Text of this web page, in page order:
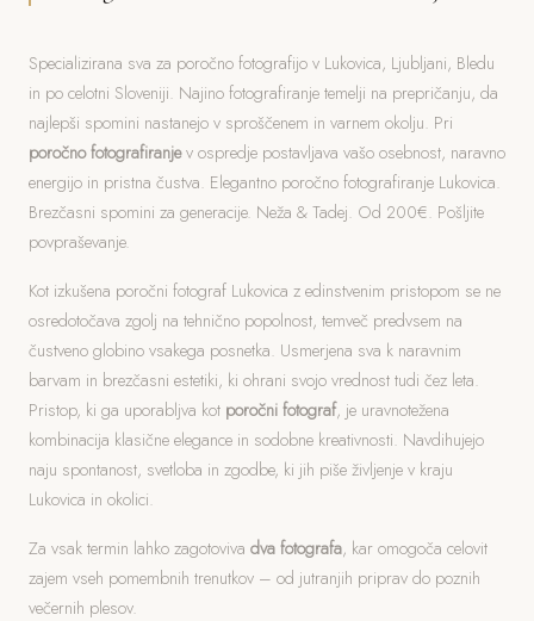
Specializirana sva za poročno fotografijo v Lukovica, Ljubljani, Bledu
in po celotni Sloveniji. Najino fotografiranje temelji na prepričanju, da
najlepši spomini nastanejo v sproščenem in varnem okolju. Pri
poročno fotografiranjev ospredje postavljava vašo osebnost, naravno
energijo in pristna čustva. Elegantno poročno fotografiranje Lukovica.
Brezčasni spomini za generacije. Neža & Tadej. Od 200€. Pošljite
povpraševanje.
Kot izkušena poročni fotograf Lukovica z edinstvenim pristopom se ne
osredotočava zgolj na tehnično popolnost, temveč predvsem na
čustveno globino vsakega posnetka. Usmerjena sva k naravnim
barvam in brezčasni estetiki, ki ohrani svojo vrednost tudi čez leta.
Pristop, ki ga uporabljva kot poročni fotograf, je uravnotežena
kombinacija klasične elegance in sodobne kreativnosti. Navdihujejo
naju spontanost, svetloba in zgodbe, ki jih piše življenje v kraju
Lukovica in okolici.
Za vsak termin lahko zagotoviva dva fotografa, kar omogoča celovit
zajem vseh pomembnih trenutkov – od jutranjih priprav do poznih
večernih plesov.